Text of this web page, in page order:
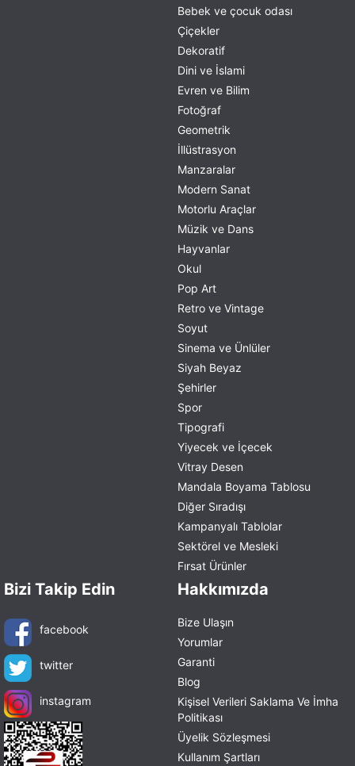
Bebek ve çocuk odası
Çiçekler
Dekoratif
Dini ve İslami
Evren ve Bilim
Fotoğraf
Geometrik
İllüstrasyon
Manzaralar
Modern Sanat
Motorlu Araçlar
Müzik ve Dans
Hayvanlar
Okul
Pop Art
Retro ve Vintage
Soyut
Sinema ve Ünlüler
Siyah Beyaz
Şehirler
Spor
Tipografi
Yiyecek ve İçecek
Vitray Desen
Mandala Boyama Tablosu
Diğer Sıradışı
Kampanyalı Tablolar
Sektörel ve Mesleki
Fırsat Ürünler
Bizi Takip Edin
facebook
twitter
instagram
Hakkımızda
Bize Ulaşın
Yorumlar
Garanti
Blog
Kişisel Verileri Saklama Ve İmha
Politikası
Üyelik Sözleşmesi
Kullanım Şartları